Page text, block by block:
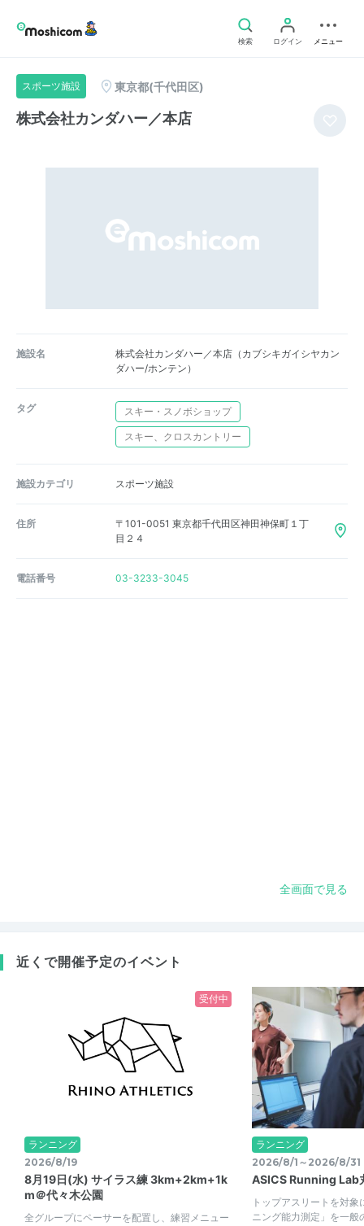
検索 ログイン メニュー
スポーツ施設 東京都(千代田区)
株式会社カンダハー／本店
施設名
株式会社カンダハー／本店（カブシキガイシヤカン
ダハー/ホンテン）
タグ スキー・スノボショップ
スキー、クロスカントリー
施設カテゴリ スポーツ施設
住所
〒101-0051 東京都千代田区神田神保町１丁
目２４
電話番号 03-3233-3045
全画面で見る
近くで開催予定のイベント
受付中
ランニング
2026/8/19
8月19日(水) サイラス練 3km+2km+1k
m＠代々木公園
全グループにペーサーを配置し、練習メニュー
ランニング
2026/8/1～2026/8/31
ASICS Running Lab
トップアスリートを対
ニング能力測定」を一般